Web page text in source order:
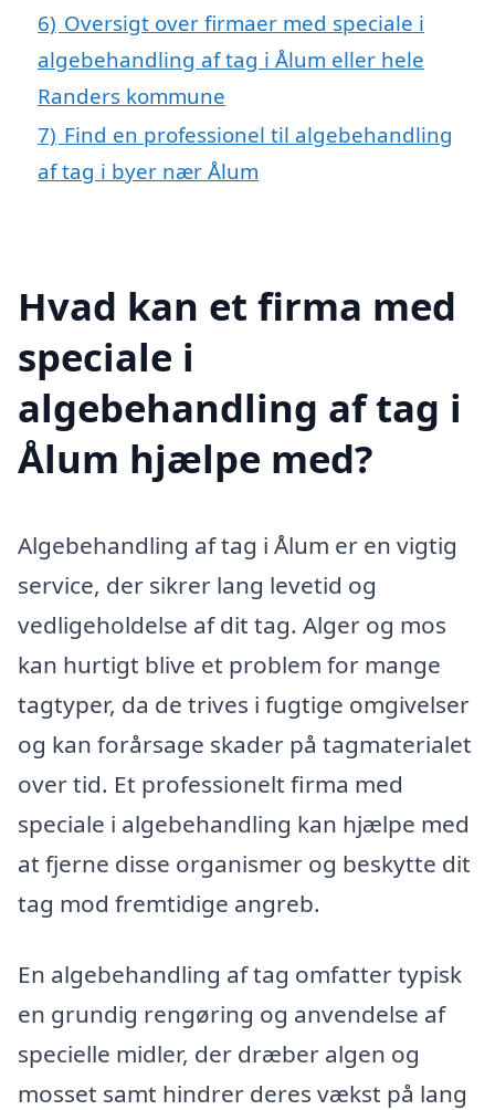
6) Oversigt over firmaer med speciale i
algebehandling af tag i Ålum eller hele
Randers kommune
7) Find en professionel til algebehandling
af tag i byer nær Ålum
Hvad kan et firma med
speciale i
algebehandling af tag i
Ålum hjælpe med?
Algebehandling af tag i Ålum er en vigtig
service, der sikrer lang levetid og
vedligeholdelse af dit tag. Alger og mos
kan hurtigt blive et problem for mange
tagtyper, da de trives i fugtige omgivelser
og kan forårsage skader på tagmaterialet
over tid. Et professionelt firma med
speciale i algebehandling kan hjælpe med
at fjerne disse organismer og beskytte dit
tag mod fremtidige angreb.
En algebehandling af tag omfatter typisk
en grundig rengøring og anvendelse af
specielle midler, der dræber algen og
mosset samt hindrer deres vækst på lang